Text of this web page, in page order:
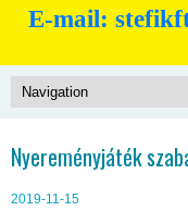
E-mail:
Nyereményjáték
2019-11-15